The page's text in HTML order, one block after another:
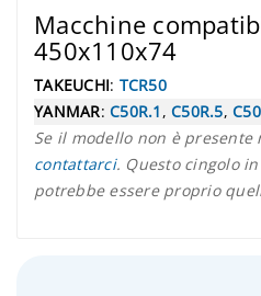
Macchine
450x110x74
TAKEUCHI: TCR50
YANMAR: C50R.1 , C50R.5,
Se il modello non è
contattarci. Questo cingolo
potrebbe essere proprio